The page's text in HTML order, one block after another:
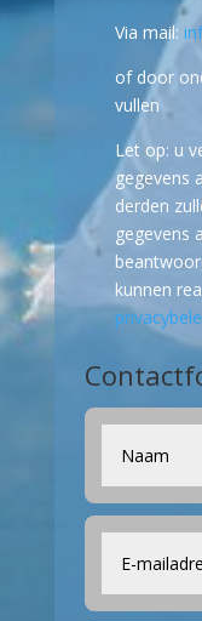
Via mail:
of door
vullen
Let op: u
gegevens
derden
gegevens
kunnen